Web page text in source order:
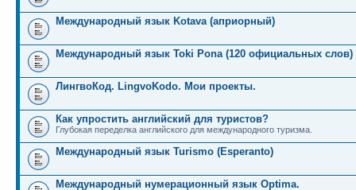
Международный язык Kotava (априорный)
Международный язык Toki Pona (120 официальных слов)
ЛингвоКод. LingvoKodo. Мои проекты.
Как упростить английский для туристов?
Глубокая переделка английского для международного туризма.
Международный язык Turismo (Esperanto)
Международный нумерационный язык Optima.